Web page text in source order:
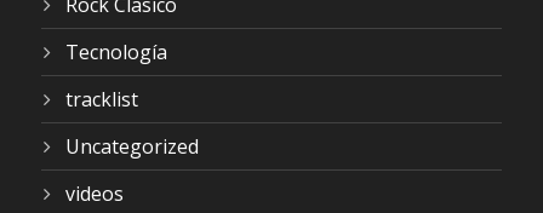
Tecnología
tracklist
Uncategorized
videos